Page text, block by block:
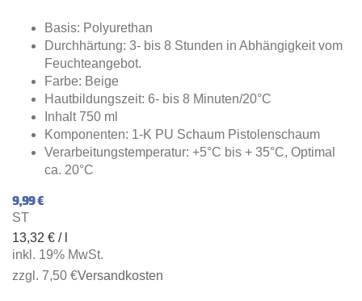
Basis: Polyurethan
Durchhärtung: 3- bis 8 Stunden in Abhängigkeit vom
Feuchteangebot.
Farbe: Beige
Hautbildungszeit: 6- bis 8 Minuten/20°C
Inhalt 750 ml
Komponenten: 1-K PU Schaum Pistolenschaum
Verarbeitungstemperatur: +5°C bis + 35°C, Optimal
ca. 20°C
9,99 €
ST
13,32 € / l
inkl. 19% MwSt.
zzgl. 7,50 €Versandkosten